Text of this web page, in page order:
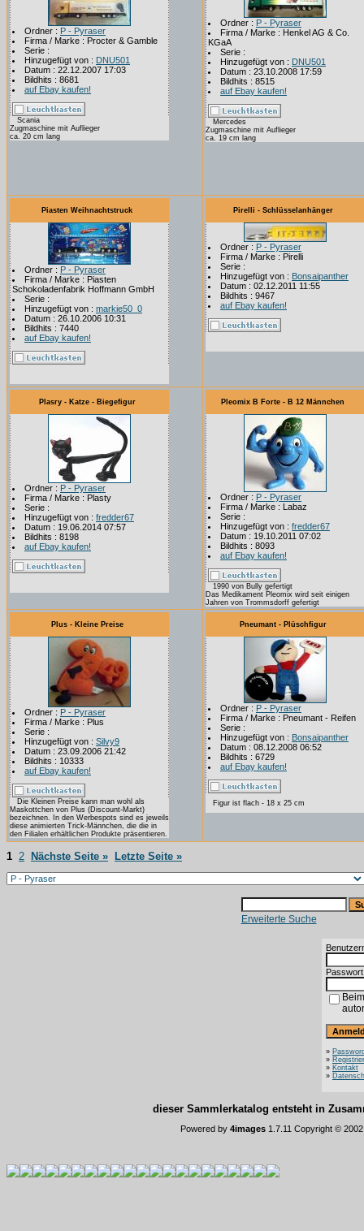
Ordner : P - Pyraser
Firma / Marke : Procter & Gamble
Serie :
Hinzugefügt von : DNU501
Datum : 22.12.2007 17:03
Bildhits : 8681
auf Ebay kaufen!
Scania
Zugmaschine mit Auflieger
ca. 20 cm lang
Ordner : P - Pyraser
Firma / Marke : Henkel AG & Co.
KGaA
Serie :
Hinzugefügt von : DNU501
Datum : 23.10.2008 17:59
Bildhits : 8515
auf Ebay kaufen!
Mercedes
Zugmaschine mit Auflieger
ca. 19 cm lang
Piasten Weihnachtstruck
Ordner : P - Pyraser
Firma / Marke : Piasten
Schokoladenfabrik Hoffmann GmbH
Serie :
Hinzugefügt von : markie50_0
Datum : 26.10.2006 10:31
Bildhits : 7440
auf Ebay kaufen!
Pirelli - Schlüsselanhänger
Ordner : P - Pyraser
Firma / Marke : Pirelli
Serie :
Hinzugefügt von : Bonsaipanther
Datum : 02.12.2011 11:55
Bildhits : 9467
auf Ebay kaufen!
Plasry - Katze - Biegefigur
Ordner : P - Pyraser
Firma / Marke : Plasty
Serie :
Hinzugefügt von : fredder67
Datum : 19.06.2014 07:57
Bildhits : 8198
auf Ebay kaufen!
Pleomix B Forte - B 12 Männchen
Ordner : P - Pyraser
Firma / Marke : Labaz
Serie :
Hinzugefügt von : fredder67
Datum : 19.10.2011 07:02
Bildhits : 8093
auf Ebay kaufen!
1990 von Bully gefertigt
Das Medikament Pleomix wird seit einigen
Jahren von Trommsdorff gefertigt
Plus - Kleine Preise
Ordner : P - Pyraser
Firma / Marke : Plus
Serie :
Hinzugefügt von : Silvy9
Datum : 23.09.2006 21:42
Bildhits : 10333
auf Ebay kaufen!
Die Kleinen Preise kann man wohl als
Maskottchen von Plus (Discount-Markt)
bezeichnen. In den Werbespots sind es jeweils
diese animierten Trick-Männchen, die die in
den Filialen erhältlichen Produkte präsentieren.
Pneumant - Plüschfigur
Ordner : P - Pyraser
Firma / Marke : Pneumant - Reifen
Serie :
Hinzugefügt von : Bonsaipanther
Datum : 08.12.2008 06:52
Bildhits : 6729
auf Ebay kaufen!
Figur ist flach - 18 x 25 cm
1 2 Nächste Seite » Letzte Seite »
Erweiterte Suche
»
»
» Kontakt
»
dieser Sammlerkatalog entsteht in
Powered by 4images 1.7.11 Copyright ©